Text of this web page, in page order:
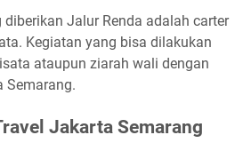
Jalur Renda adalah carter
Kegiatan yang bisa dilakukan
ataupun ziarah wali dengan
Semarang.
Jakarta Semarang